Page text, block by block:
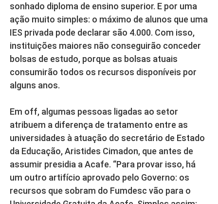
sonhado diploma de ensino superior. E por uma
ação muito simples: o máximo de alunos que uma
IES privada pode declarar são 4.000. Com isso,
instituições maiores não conseguirão conceder
bolsas de estudo, porque as bolsas atuais
consumirão todos os recursos disponíveis por
alguns anos.
Em off, algumas pessoas ligadas ao setor
atribuem a diferença de tratamento entre as
universidades à atuação do secretário de Estado
da Educação, Aristides Cimadon, que antes de
assumir presidia a Acafe. “Para provar isso, há
um outro artifício aprovado pelo Governo: os
recursos que sobram do Fumdesc vão para o